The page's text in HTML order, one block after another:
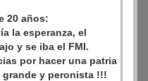
20 años:
la esperanza, el
y se iba el FMI.
por hacer una patria
grande y peronista !!!